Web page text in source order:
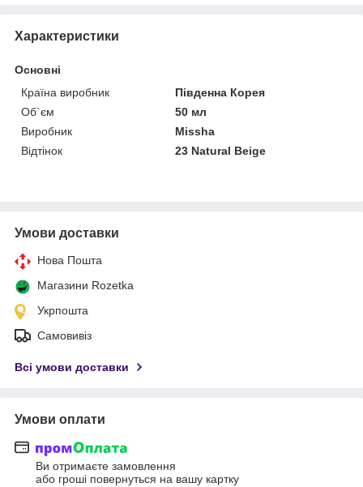
Характеристики
Основні
Країна виробник
Південна Корея
Об`єм
50 мл
Виробник
Missha
Відтінок
23 Natural Beige
Умови доставки
Нова Пошта
Магазини Rozetka
Укрпошта
Самовивіз
Всі умови доставки
Умови оплати
Ви отримаєте замовлення
або гроші повернуться на вашу картку